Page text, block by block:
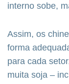
interno sobe,
Assim, os
forma
para cada
muita soja –